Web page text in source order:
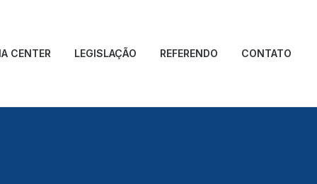
CENTER LEGISLAÇÃO REFERENDO CONTATO